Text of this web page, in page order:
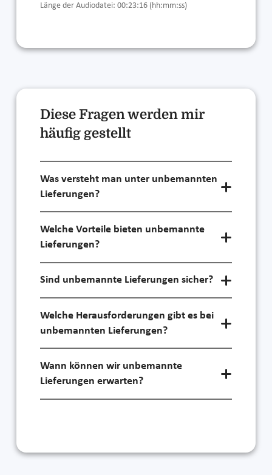
Länge der Audiodatei: 00:23:16 (hh:mm:ss)
Diese Fragen werden mir
häufig gestellt
Was versteht man unter unbemannten
Lieferungen?
Welche Vorteile bieten unbemannte
Lieferungen?
Sind unbemannte Lieferungen sicher?
Welche Herausforderungen gibt es bei
unbemannten Lieferungen?
Wann können wir unbemannte
Lieferungen erwarten?